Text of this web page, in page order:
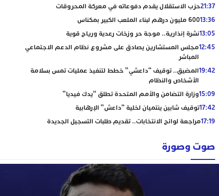
21:37حزب الاستقلال يقدم دفوعاته في معركة المحروقات
13:36600 مليون درهم لبناء الملعب الكبير بمكناس
13:05نشرة إنذارية.. موجة حر وزخات رعدية ورياح قوية
12:45مجلس المستشارين يصادق على مشروع نظام الدعم الاجتماعي
المباشر
19:42المضيق.. توقيف “داعشي” خطط لتنفيذ عمليات تمس بسلامة
الأشخاص والنظام
15:09وزارة التضامن والأمم المتحدة تطلق “يدك فيديا”
17:42توقيف شابين ينتميان لخلية “داعش” الإرهابية
17:19مراجعة لوائح الانتخابات.. تقديم طلبات التسجيل الجديدة
صوت وصورة